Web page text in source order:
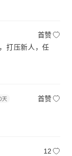
首赞
打压新人，任
首赞
12